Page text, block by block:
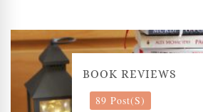
BOOK REVIEWS
89 Post(s)